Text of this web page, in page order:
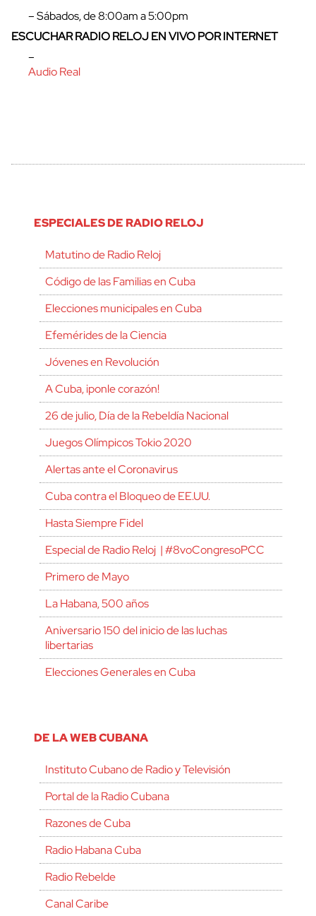
– Sábados, de 8:00am a 5:00pm
ESCUCHAR RADIO RELOJ EN VIVO POR INTERNET
–
Audio Real
ESPECIALES DE RADIO RELOJ
Matutino de Radio Reloj
Código de las Familias en Cuba
Elecciones municipales en Cuba
Efemérides de la Ciencia
Jóvenes en Revolución
A Cuba, ¡ponle corazón!
26 de julio, Día de la Rebeldía Nacional
Juegos Olímpicos Tokio 2020
Alertas ante el Coronavirus
Cuba contra el Bloqueo de EE.UU.
Hasta Siempre Fidel
Especial de Radio Reloj | #8voCongresoPCC
Primero de Mayo
La Habana, 500 años
Aniversario 150 del inicio de las luchas
libertarias
Elecciones Generales en Cuba
DE LA WEB CUBANA
Instituto Cubano de Radio y Televisión
Portal de la Radio Cubana
Razones de Cuba
Radio Habana Cuba
Radio Rebelde
Canal Caribe